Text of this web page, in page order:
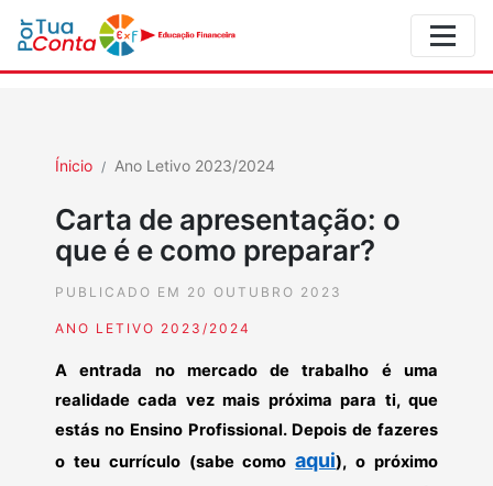
Ínicio Ano Letivo 2023/2024
Carta de apresentação: o
que é e como preparar?
PUBLICADO EM 20 OUTUBRO 2023
ANO LETIVO 2023/2024
A entrada no mercado de trabalho é uma
realidade cada vez mais próxima para ti, que
estás no Ensino Profissional. Depois de fazeres
o teu currículo (sabe comoaqui), o próximo